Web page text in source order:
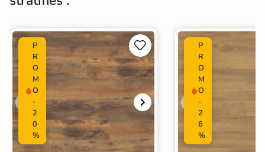
Fabrication
résistante pour un confort
d’utilisation.
Normes Certification CE
Entretien
Facile à entretenir : habituellement
nettoyés à sec avec un chiffon ou
serpillère, les sols stratifiés peuvent
aussi être nettoyés à l’eau avec
produits de base neutres.
P
R
O
M
O
-
2
0
%


P
R
O
M
O
-
2
6
%